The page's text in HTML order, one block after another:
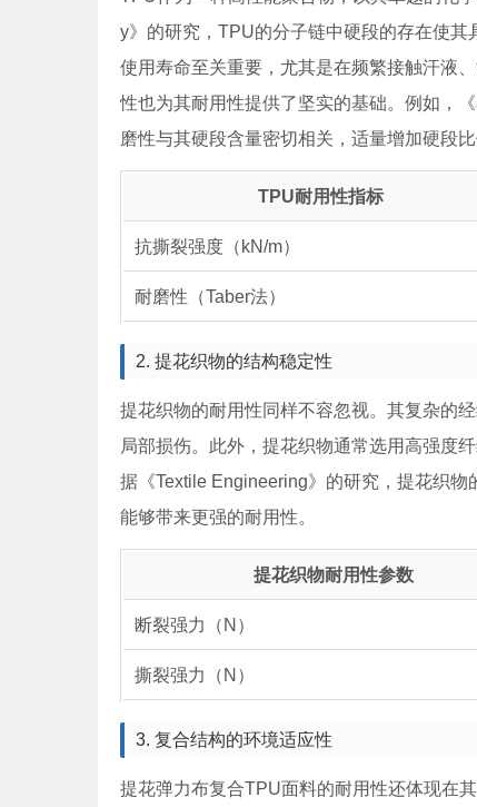
y》的研究，TPU的分子链中硬段的存在使
使用寿命至关重要，尤其是在频繁接触汗液
性也为其耐用性提供了坚实的基础。例如，
磨性与其硬段含量密切相关，适量增加硬段
TPU耐用性指标
抗撕裂强度（kN/m）
耐磨性（Taber法）
2. 提花织物的结构稳定性
提花织物的耐用性同样不容忽视。其复杂的
局部损伤。此外，提花织物通常选用高强度
据《Textile Engineering》的研究，提花织
能够带来更强的耐用性。
提花织物耐用性参数
断裂强力（N）
撕裂强力（N）
3. 复合结构的环境适应性
提花弹力布复合TPU面料的耐用性还体现在